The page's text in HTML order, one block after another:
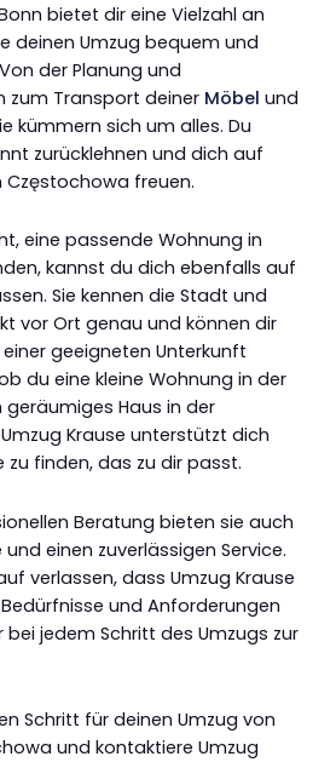
bietet dir eine Vielzahl an
deinen Umzug bequem und
der Planung und
zum Transport deiner Möbel und
kümmern sich um alles. Du
zurücklehnen und dich auf
Częstochowa freuen.
eine passende Wohnung in
kannst du dich ebenfalls auf
Sie kennen die Stadt und
vor Ort genau und können dir
geeigneten Unterkunft
du eine kleine Wohnung in der
Haus in der
Krause unterstützt dich
finden, das zu dir passt.
Beratung bieten sie auch
einen zuverlässigen Service.
verlassen, dass Umzug Krause
und Anforderungen
jedem Schritt des Umzugs zur
Schritt für deinen Umzug von
und kontaktiere Umzug